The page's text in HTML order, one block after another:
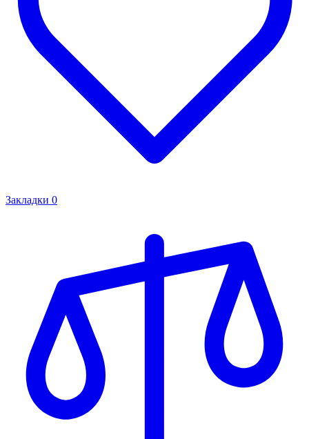
Закладки 0